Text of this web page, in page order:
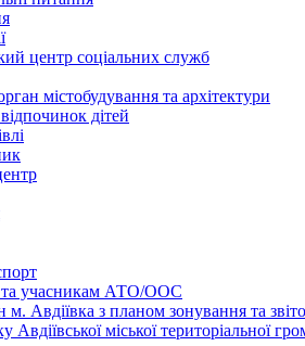
центр соціальних служб
містобудування та архітектури
дітей
та учасникам АТО/ООС
м. Авдіївка з планом зонування та
Авдіївської міської територіальної